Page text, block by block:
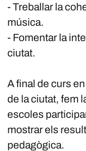
- Treballar la
música.
- Fomentar la
ciutat.
A final de curs
de la ciutat, fem
escoles
mostrar els
pedagògica.